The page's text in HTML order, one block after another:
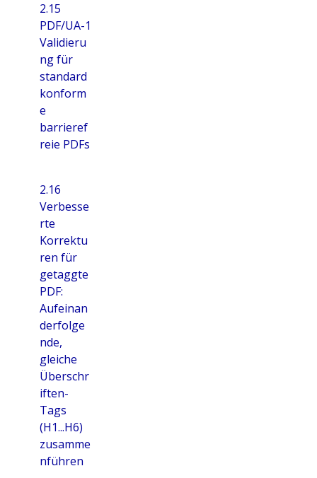
2.15
PDF/UA-1
Validieru
ng für
standard
konform
e
barrieref
reie PDFs
2.16
Verbesse
rte
Korrektu
ren für
getaggte
PDF:
Aufeinan
derfolge
nde,
gleiche
Überschr
iften-
Tags
(H1...H6)
zusamme
nführen